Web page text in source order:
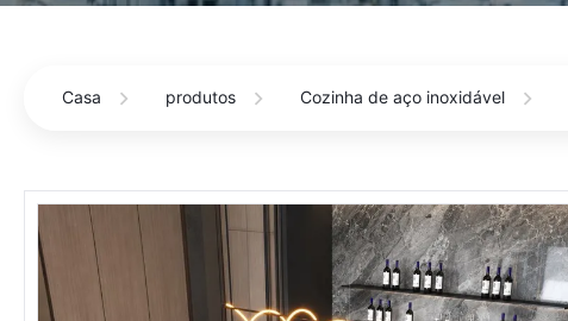
Casa produtos Cozinha de aço inoxidável